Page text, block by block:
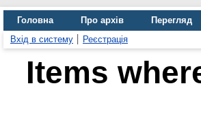
Головна Про архів Перегляд
Вхід в систему
Реєстрація
Items